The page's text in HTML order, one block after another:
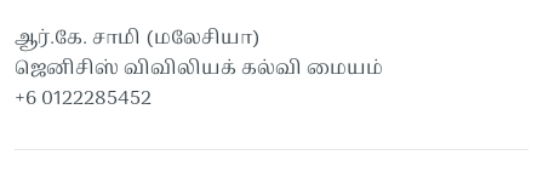
ஆர்.கே. சாமி (மலேசியா)
ஜெனிசிஸ் விவிலியக் கல்வி மையம்
+6 0122285452